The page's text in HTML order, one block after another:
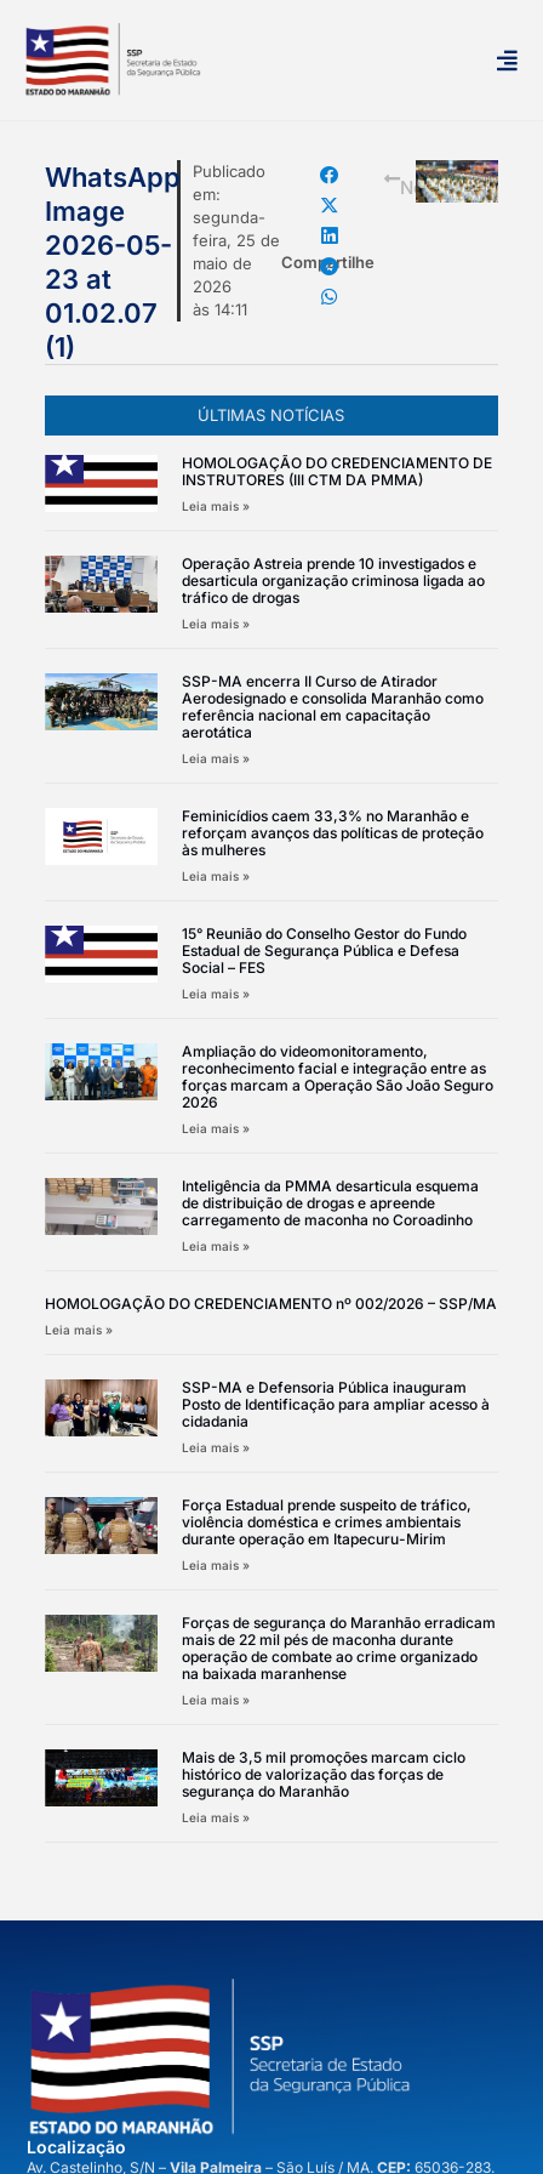
Publicado
em:
segunda-
feira, 25 de
maio de
2026
às 14:11
Compartilhe
WhatsApp
Image
2026-05-
23 at
01.02.07
(1)
mais
Notícias
ÚLTIMAS NOTÍCIAS
HOMOLOGAÇÃO DO CREDENCIAMENTO DE
INSTRUTORES (III CTM DA PMMA)
Leia mais »
Operação Astreia prende 10 investigados e
desarticula organização criminosa ligada ao
tráfico de drogas
Leia mais »
SSP-MA encerra II Curso de Atirador
Aerodesignado e consolida Maranhão como
referência nacional em capacitação
aerotática
Leia mais »
Feminicídios caem 33,3% no Maranhão e
reforçam avanços das políticas de proteção
às mulheres
Leia mais »
15° Reunião do Conselho Gestor do Fundo
Estadual de Segurança Pública e Defesa
Social – FES
Leia mais »
Ampliação do videomonitoramento,
reconhecimento facial e integração entre as
forças marcam a Operação São João Seguro
2026
Leia mais »
Inteligência da PMMA desarticula esquema
de distribuição de drogas e apreende
carregamento de maconha no Coroadinho
Leia mais »
HOMOLOGAÇÃO DO CREDENCIAMENTO nº 002/2026 – SSP/MA
Leia mais »
SSP-MA e Defensoria Pública inauguram
Posto de Identificação para ampliar acesso à
cidadania
Leia mais »
Força Estadual prende suspeito de tráfico,
violência doméstica e crimes ambientais
durante operação em Itapecuru-Mirim
Leia mais »
Forças de segurança do Maranhão erradicam
mais de 22 mil pés de maconha durante
operação de combate ao crime organizado
na baixada maranhense
Leia mais »
Mais de 3,5 mil promoções marcam ciclo
histórico de valorização das forças de
segurança do Maranhão
Leia mais »
Localização
Av. Castelinho, S/N –Vila Palmeira– São Luís / MA.CEP: 65036-283.